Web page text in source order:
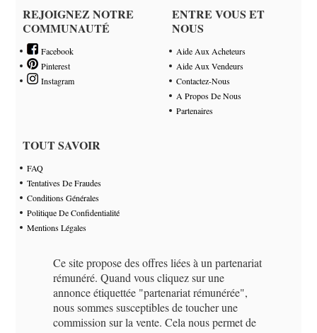
REJOIGNEZ NOTRE
COMMUNAUTÉ
Facebook
Pinterest
Instagram
ENTRE VOUS ET
NOUS
Aide Aux Acheteurs
Aide Aux Vendeurs
Contactez-Nous
A Propos De Nous
Partenaires
TOUT SAVOIR
FAQ
Tentatives De Fraudes
Conditions Générales
Politique De Confidentialité
Mentions Légales
Ce site propose des offres liées à un partenariat
rémunéré. Quand vous cliquez sur une
annonce étiquettée "partenariat rémunérée",
nous sommes susceptibles de toucher une
commission sur la vente. Cela nous permet de